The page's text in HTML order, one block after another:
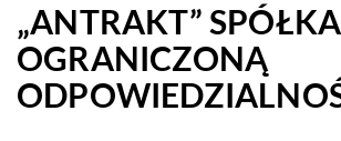
„ANTRAKT”
OGRANICZONĄ